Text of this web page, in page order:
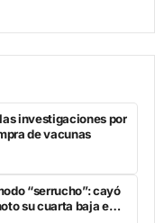
investigaciones por
de vacunas
“serrucho”: cayó
su cuarta baja en